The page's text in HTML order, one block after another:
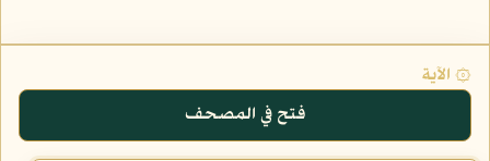
۞ الآية
فتح في المصحف